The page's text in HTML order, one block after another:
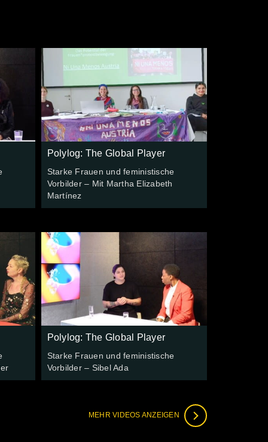
Polylog: The Global Player
Starke Frauen und feministische
Vorbilder – Mit Martha Elizabeth
Martínez
Polylog: The Global Player
Starke Frauen und feministische
Vorbilder – Sibel Ada
MEHR VIDEOS ANZEIGEN